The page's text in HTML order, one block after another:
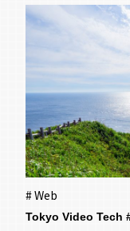
# Web
Tokyo Video Tech